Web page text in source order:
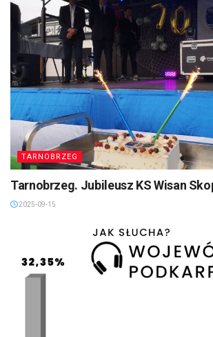
TARNOBRZEG
Tarnobrzeg. Jubileusz KS Wisan
2025-09-15